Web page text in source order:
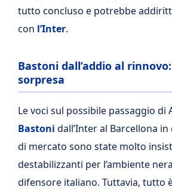
tutto concluso e potrebbe
con l’Inter.
Bastoni dall’addio al
sorpresa
Le voci sul possibile passaggio di
Bastoni dall’Inter al Barcellona
di mercato sono state molto
destabilizzanti per l’ambiente
difensore italiano. Tuttavia, tutto